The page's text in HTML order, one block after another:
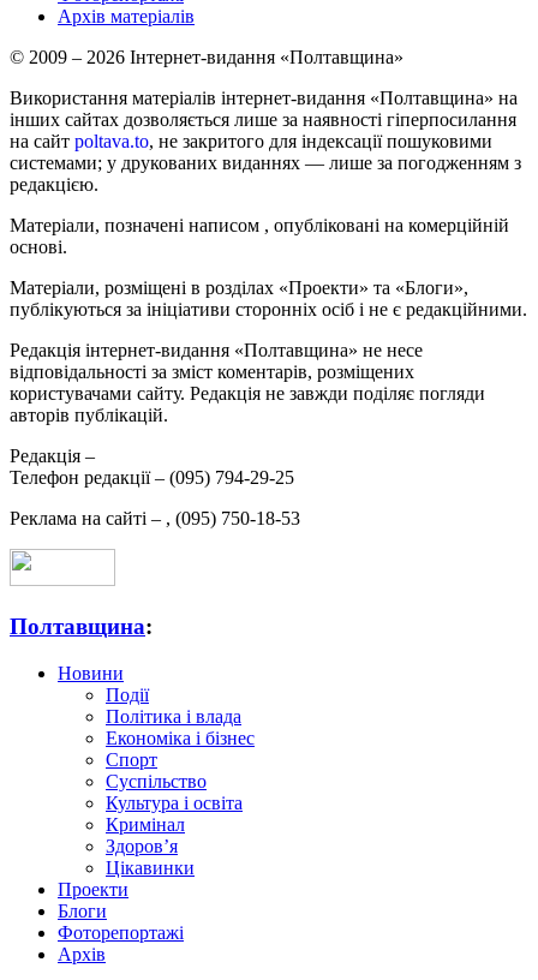
Архів матеріалів
© 2009 – 2026 Інтернет-видання «Полтавщина»
Використання матеріалів інтернет-видання «Полтавщина» на
інших сайтах дозволяється лише за наявності гіперпосилання
на сайт poltava.to, не закритого для індексації пошуковими
системами; у друкованих виданнях — лише за погодженням з
редакцією.
Матеріали, позначені написом , опубліковані на комерційній
основі.
Матеріали, розміщені в розділах «Проекти» та «Блоги»,
публікуються за ініціативи сторонніх осіб і не є редакційними.
Редакція інтернет-видання «Полтавщина» не несе
відповідальності за зміст коментарів, розміщених
користувачами сайту. Редакція не завжди поділяє погляди
авторів публікацій.
Редакція –
Телефон редакції – (095) 794-29-25
Реклама на сайті – , (095) 750-18-53
Полтавщина:
Новини
Події
Політика і влада
Економіка і бізнес
Спорт
Суспільство
Культура і освіта
Кримінал
Здоров’я
Цікавинки
Проекти
Блоги
Фоторепортажі
Архів